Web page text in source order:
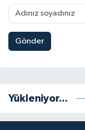
Gönder
Yükleniyor...